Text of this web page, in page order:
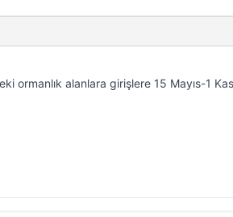
ormanlık alanlara girişlere 15 Mayıs-1